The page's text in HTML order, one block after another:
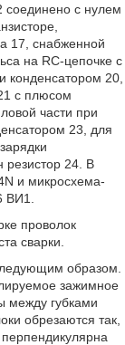
соединено с нулем
17, снабженной
на RC-цепочке с
20,
с плюсом
части при
23, для
резистор 24. В
и микросхема-
ВИ1.
проволок
сварки.
образом.
зажимное
между губками
обрезаются так,